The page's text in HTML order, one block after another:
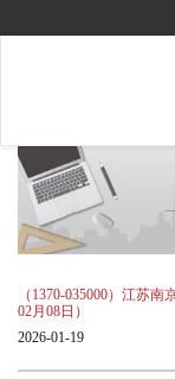
（1370-035000）江苏
02月08日）
2026-01-19